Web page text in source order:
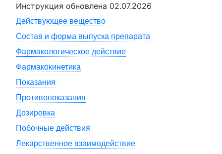
Инструкция обновлена 02.07.2026
Действующее вещество
Состав и форма выпуска препарата
Фармакологическое действие
Фармакокинетика
Показания
Противопоказания
Дозировка
Побочные действия
Лекарственное взаимодействие